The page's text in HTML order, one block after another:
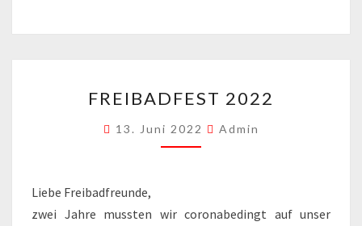
2022
FREIBADFEST 2022
13. Juni 2022 Admin
Liebe Freibadfreunde,
zwei Jahre mussten wir coronabedingt auf unser